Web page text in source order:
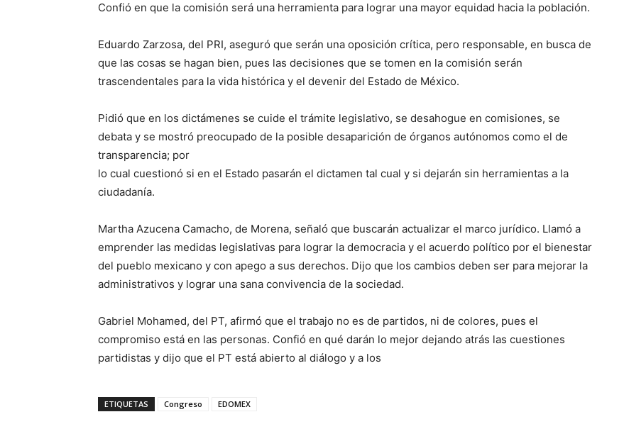
Confió en que la comisión será una herramienta para lograr una mayor equidad hacia la población.
Eduardo Zarzosa, del PRI, aseguró que serán una oposición crítica, pero responsable, en busca de
que las cosas se hagan bien, pues las decisiones que se tomen en la comisión serán
trascendentales para la vida histórica y el devenir del Estado de México.
Pidió que en los dictámenes se cuide el trámite legislativo, se desahogue en comisiones, se
debata y se mostró preocupado de la posible desaparición de órganos autónomos como el de
transparencia; por
lo cual cuestionó si en el Estado pasarán el dictamen tal cual y si dejarán sin herramientas a la
ciudadanía.
Martha Azucena Camacho, de Morena, señaló que buscarán actualizar el marco jurídico. Llamó a
emprender las medidas legislativas para lograr la democracia y el acuerdo político por el bienestar
del pueblo mexicano y con apego a sus derechos. Dijo que los cambios deben ser para mejorar la
administrativos y lograr una sana convivencia de la sociedad.
Gabriel Mohamed, del PT, afirmó que el trabajo no es de partidos, ni de colores, pues el
compromiso está en las personas. Confió en qué darán lo mejor dejando atrás las cuestiones
partidistas y dijo que el PT está abierto al diálogo y a los
ETIQUETAS Congreso EDOMEX